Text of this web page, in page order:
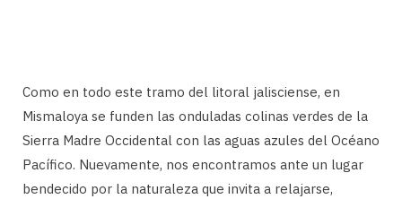
Como en todo este tramo del litoral jalisciense, en
Mismaloya se funden las onduladas colinas verdes de la
Sierra Madre Occidental con las aguas azules del Océano
Pacífico. Nuevamente, nos encontramos ante un lugar
bendecido por la naturaleza que invita a relajarse,